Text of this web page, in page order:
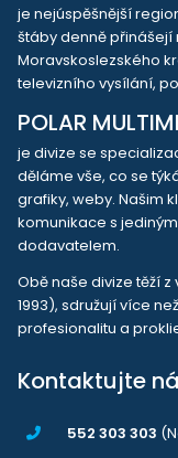
je nejúspěšnější
štáby denně
Moravskoslezského
televizního vysílání,
POLAR
je divize se
děláme vše, co se
grafiky, weby. Našim
komunikace s
dodavatelem.
Obě naše divize těží
1993), sdružují více
profesionalitu a
Kontaktujte
552 303 303